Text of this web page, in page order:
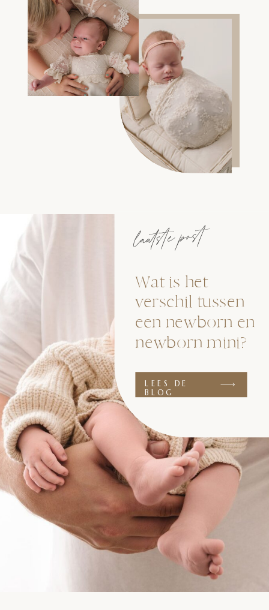
LEES DE
BLOG
Wat is het
verschil tussen
een newborn en
newborn mini?
laatste post